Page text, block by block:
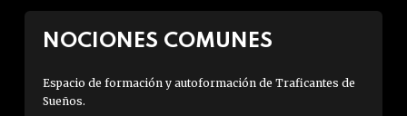
NOCIONES COMUNES
Espacio de formación y autoformación de Traficantes de
Sueños.